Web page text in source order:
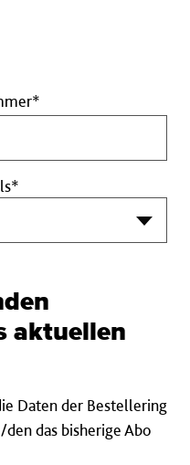
oder
Pflichtfeld
aktuellen
Daten der Bestellering
das bisherige Abo